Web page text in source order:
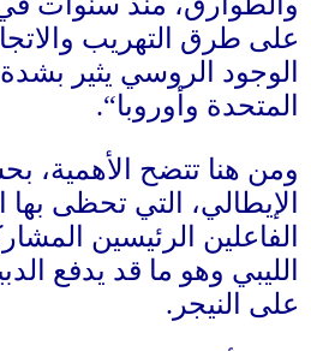
على طرق التهريب
الوجود الروسي يثير
المتحدة وأوروبا“.
ومن هنا تتضح
الإيطالي، التي تحظى بها
الفاعلين الرئيسين
الليبي وهو ما قد يدفع
على النيجر .